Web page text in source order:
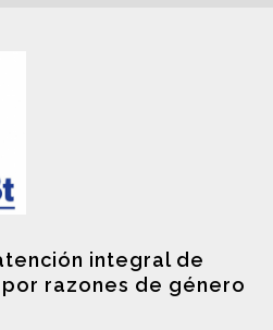
integral de
razones de género